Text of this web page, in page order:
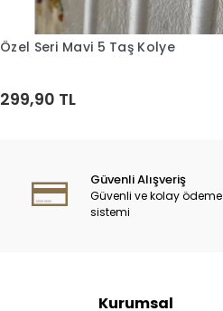
Sepete Ekle
Özel Seri Mavi 5 Taş Kolye
299,90 TL
Güvenli Alışveriş
Güvenli ve kolay ödeme
sistemi
Kurumsal